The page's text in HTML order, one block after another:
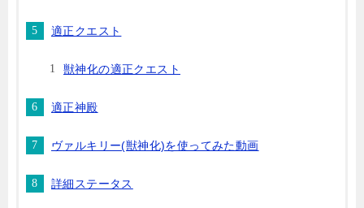
適正クエスト
獣神化の適正クエスト
適正神殿
ヴァルキリー(獣神化)を使ってみた動画
詳細ステータス